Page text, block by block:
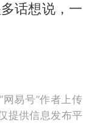
话想说，一
易号”作者上传
提供信息发布平